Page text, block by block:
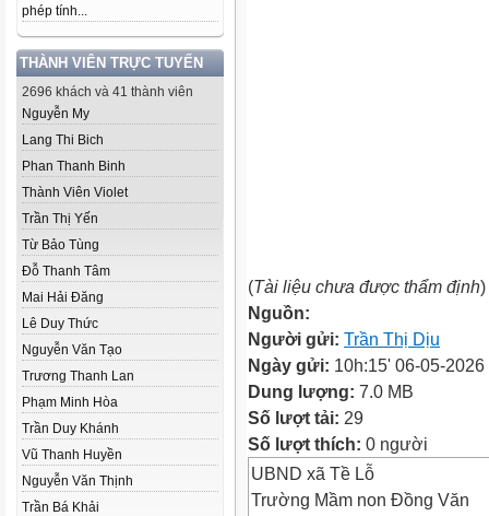
phép tính...
THÀNH VIÊN TRỰC TUYẾN
2696 khách và 41 thành viên
Nguyễn My
Lang Thi Bich
Phan Thanh Binh
Thành Viên Violet
Trần Thị Yến
Từ Bảo Tùng
Đỗ Thanh Tâm
Mai Hải Đăng
Lê Duy Thức
Nguyễn Văn Tạo
Trương Thanh Lan
Phạm Minh Hòa
Trần Duy Khánh
Vũ Thanh Huyền
Nguyễn Văn Thịnh
Trần Bá Khải
(Tài liệu chưa được thẩm định)
Nguồn:
Người gửi: Trần Thị Dịu
Ngày gửi: 10h:15' 06-05-2026
Dung lượng: 7.0 MB
Số lượt tải: 29
Số lượt thích: 0 người
UBND xã Tề Lỗ
Trường Mầm non Đồng Văn